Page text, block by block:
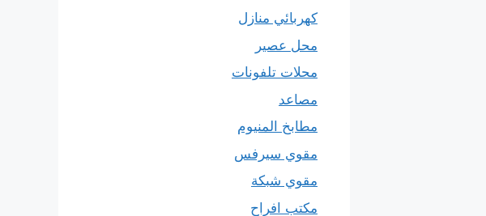
كهربائي منازل
محل عصير
محلات تلفونات
مصاعد
مطابخ المنيوم
مقوي سيرفس
مقوي شبكة
مكتب افراح